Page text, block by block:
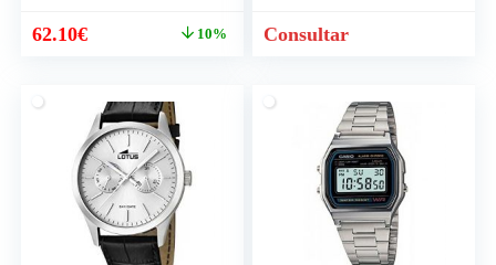
El
era:
69.00€.
62.10€El
es:
62.10€.
10% Consultar